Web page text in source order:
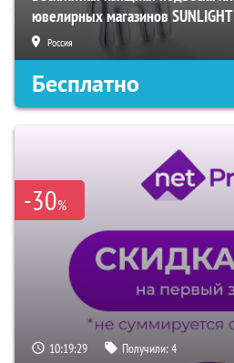
ювелирных магазинов SUNLIGHT
Россия
Бесплатно
-30%
10:19:28 Получили:4